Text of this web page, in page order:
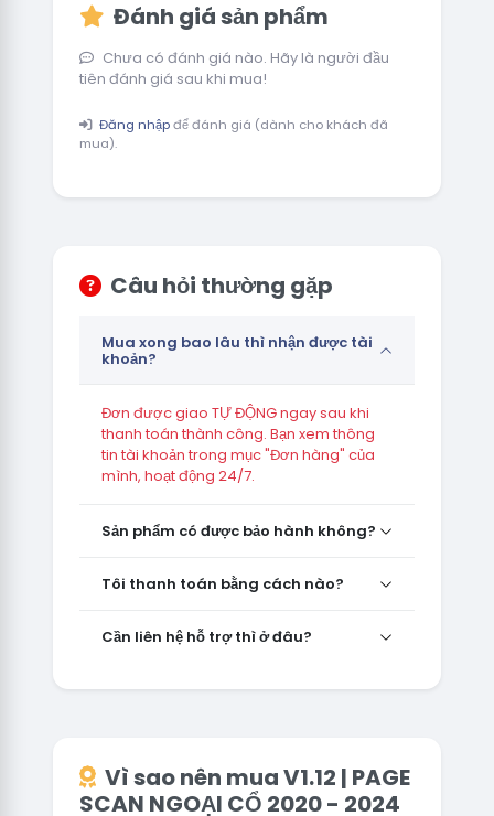
Đánh giá sản phẩm
Chưa có đánh giá nào. Hãy là người đầu
tiên đánh giá sau khi mua!
Đăng nhậpđể đánh giá (dành cho khách đã
mua).
Câu hỏi thường gặp
Mua xong bao lâu thì nhận được tài
khoản?
Đơn được giao TỰ ĐỘNG ngay sau khi
thanh toán thành công. Bạn xem thông
tin tài khoản trong mục "Đơn hàng" của
mình, hoạt động 24/7.
Sản phẩm có được bảo hành không?
Tôi thanh toán bằng cách nào?
Cần liên hệ hỗ trợ thì ở đâu?
Vì sao nên mua V1.12 | PAGE
SCAN NGOẠI CỔ 2020 - 2024